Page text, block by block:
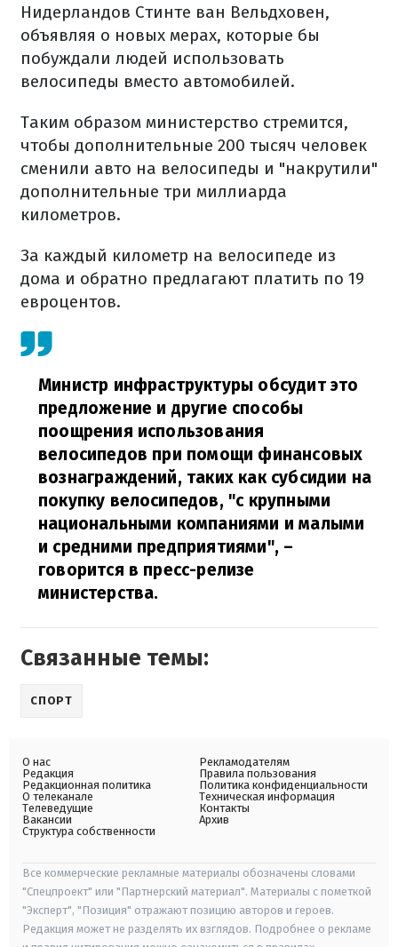
Нидерландов Стинте ван Вельдховен,
объявляя о новых мерах, которые бы
побуждали людей использовать
велосипеды вместо автомобилей.
Таким образом министерство стремится,
чтобы дополнительные 200 тысяч человек
сменили авто на велосипеды и "накрутили"
дополнительные три миллиарда
километров.
За каждый километр на велосипеде из
дома и обратно предлагают платить по 19
евроцентов.
Министр инфраструктуры обсудит это
предложение и другие способы
поощрения использования
велосипедов при помощи финансовых
вознаграждений, таких как субсидии на
покупку велосипедов, "с крупными
национальными компаниями и малыми
и средними предприятиями", –
говорится в пресс-релизе
министерства.
Связанные темы:
СПОРТ
О нас
Редакция
Редакционная политика
О телеканале
Телеведущие
Вакансии
Структура собственности
Рекламодателям
Правила пользования
Политика конфиденциальности
Техническая информация
Контакты
Архив
Все коммерческие рекламные материалы обозначены словами
"Спецпроект" или "Партнерский материал". Материалы с пометкой
"Эксперт", "Позиция" отражают позицию авторов и героев.
Редакция может не разделять их взглядов. Подробнее о рекламе